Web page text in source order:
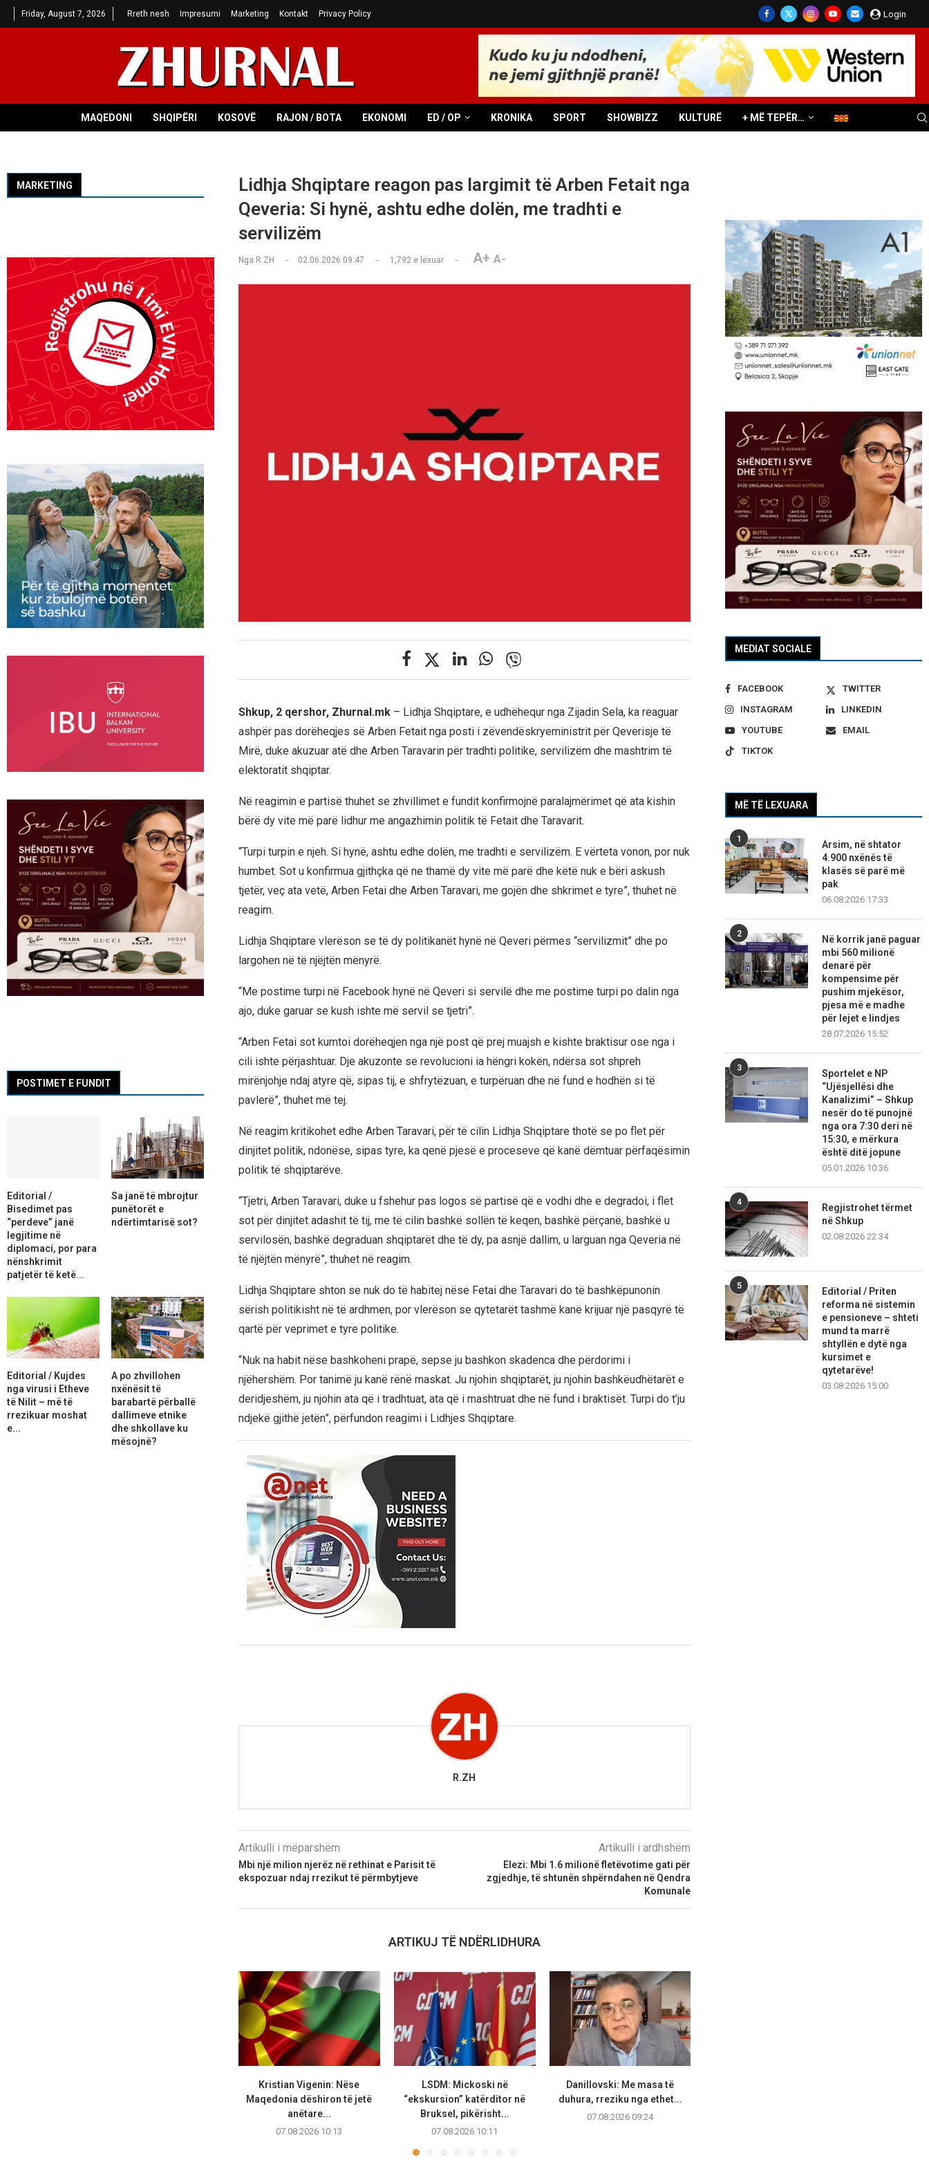
Friday, August 7, 2026 Rreth nesh Impresumi Marketing Kontakt Privacy Policy Login
MAQEDONI SHQIPËRI KOSOVË RAJON / BOTA EKONOMI ED / OP KRONIKA SPORT SHOWBIZZ KULTURË + MË TEPËR…
Lidhja Shqiptare reagon pas largimit të Arben Fetait nga
Qeveria: Si hynë, ashtu edhe dolën, me tradhti e
servilizëm
Nga R.ZH 02.06.2026 09:47 1,792e lexuar A+ A-
Shkup, 2 qershor, Zhurnal.mk– Lidhja Shqiptare, e udhëhequr nga Zijadin Sela, ka reaguar
ashpër pas dorëheqjes së Arben Fetait nga posti i zëvendëskryeministrit për Qeverisje të
Mirë, duke akuzuar atë dhe Arben Taravarin për tradhti politike, servilizëm dhe mashtrim të
elektoratit shqiptar.
Në reagimin e partisë thuhet se zhvillimet e fundit konfirmojnë paralajmërimet që ata kishin
bërë dy vite më parë lidhur me angazhimin politik të Fetait dhe Taravarit.
“Turpi turpin e njeh. Si hynë, ashtu edhe dolën, me tradhti e servilizëm. E vërteta vonon, por nuk
humbet. Sot u konfirmua gjithçka që ne thamë dy vite më parë dhe këtë nuk e bëri askush
tjetër, veç ata vetë, Arben Fetai dhe Arben Taravari, me gojën dhe shkrimet e tyre”, thuhet në
reagim.
Lidhja Shqiptare vlerëson se të dy politikanët hynë në Qeveri përmes “servilizmit” dhe po
largohen në të njëjtën mënyrë.
“Me postime turpi në Facebook hynë në Qeveri si servilë dhe me postime turpi po dalin nga
ajo, duke garuar se kush ishte më servil se tjetri”.
“Arben Fetai sot kumtoi dorëheqjen nga një post që prej muajsh e kishte braktisur ose nga i
cili ishte përjashtuar. Dje akuzonte se revolucioni ia hëngri kokën, ndërsa sot shpreh
mirënjohje ndaj atyre që, sipas tij, e shfrytëzuan, e turpëruan dhe në fund e hodhën si të
pavlerë”, thuhet më tej.
Në reagim kritikohet edhe Arben Taravari, për të cilin Lidhja Shqiptare thotë se po flet për
dinjitet politik, ndonëse, sipas tyre, ka qenë pjesë e proceseve që kanë dëmtuar përfaqësimin
politik të shqiptarëve.
“Tjetri, Arben Taravari, duke u fshehur pas logos së partisë që e vodhi dhe e degradoi, i flet
sot për dinjitet adashit të tij, me të cilin bashkë sollën të keqen, bashkë përçanë, bashkë u
servilosën, bashkë degraduan shqiptarët dhe të dy, pa asnjë dallim, u larguan nga Qeveria në
të njëjtën mënyrë”, thuhet në reagim.
Lidhja Shqiptare shton se nuk do të habitej nëse Fetai dhe Taravari do të bashkëpunonin
sërish politikisht në të ardhmen, por vlerëson se qytetarët tashmë kanë krijuar një pasqyrë të
qartë për veprimet e tyre politike.
“Nuk na habit nëse bashkoheni prapë, sepse ju bashkon skadenca dhe përdorimi i
njëhershëm. Por tanimë ju kanë rënë maskat. Ju njohin shqiptarët, ju njohin bashkëudhëtarët e
deridjeshëm, ju njohin ata që i tradhtuat, ata që i mashtruat dhe në fund i braktisët. Turpi do t’ju
ndjekë gjithë jetën”, përfundon reagimi i Lidhjes Shqiptare.
R.ZH
Artikulli i mëparshëm
Mbi një milion njerëz në rethinat e Parisit të
ekspozuar ndaj rrezikut të përmbytjeve​​​​​​
Artikulli i ardhshëm
Elezi: Mbi 1.6 milionë fletëvotime gati për
zgjedhje, të shtunën shpërndahen në Qendra
Komunale
ARTIKUJ TË NDËRLIDHURA
Kristian Vigenin: Nëse
Maqedonia dëshiron të jetë
anëtare...
07.08.2026 10:13
LSDM: Mickoski në
“ekskursion” katërditor në
Bruksel, pikërisht...
07.08.2026 10:11
Danillovski: Me masa të
duhura, rreziku nga ethet...
07.08.2026 09:24
MEDIAT SOCIALE
FACEBOOK
TWITTER
INSTAGRAM
LINKEDIN
YOUTUBE
EMAIL
TIKTOK
MË TË LEXUARA
1
Arsim, në shtator
4.900 nxënës të
klasës së parë më
pak
06.08.2026 17:33
2
Në korrik janë paguar
mbi 560 milionë
denarë për
kompensime për
pushim mjekësor,
pjesa më e madhe
për lejet e lindjes
28.07.2026 15:52
3
Sportelet e NP
“Ujësjellësi dhe
Kanalizimi” – Shkup
nesër do të punojnë
nga ora 7:30 deri në
15:30, e mërkura
është ditë jopune
05.01.2026 10:36
4
Regjistrohet tërmet
në Shkup
02.08.2026 22:34
5
Editorial / Priten
reforma në sistemin
e pensioneve – shteti
mund ta marrë
shtyllën e dytë nga
kursimet e
qytetarëve!
03.08.2026 15:00
MARKETING
POSTIMET E FUNDIT
Editorial /
Bisedimet pas
“perdeve” janë
legjitime në
diplomaci, por para
nënshkrimit
patjetër të ketë...
Sa janë të mbrojtur
punëtorët e
ndërtimtarisë sot?
Editorial / Kujdes
nga virusi i Etheve
të Nilit – më të
rrezikuar moshat
e...
A po zhvillohen
nxënësit të
barabartë përballë
dallimeve etnike
dhe shkollave ku
mësojnë?